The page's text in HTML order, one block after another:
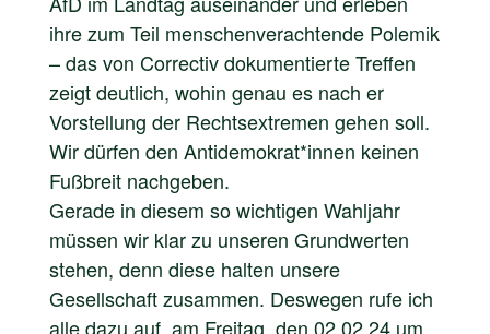
ihre zum Teil menschenverachtende Polemik
– das von Correctiv dokumentierte Treffen
zeigt deutlich, wohin genau es nach er
Vorstellung der Rechtsextremen gehen soll.
Wir dürfen den Antidemokrat*innen keinen
Fußbreit nachgeben.
Gerade in diesem so wichtigen Wahljahr
müssen wir klar zu unseren Grundwerten
stehen, denn diese halten unsere
Gesellschaft zusammen. Deswegen rufe ich
alle dazu auf, am Freitag, den 02.02.24 um